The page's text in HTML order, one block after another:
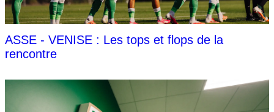
ASSE - VENISE : Les tops et flops de la
rencontre